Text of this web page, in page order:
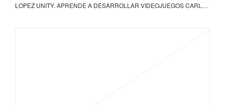
LOPEZ UNITY. APRENDE A DESARROLLAR VIDEOJUEGOS CARL…